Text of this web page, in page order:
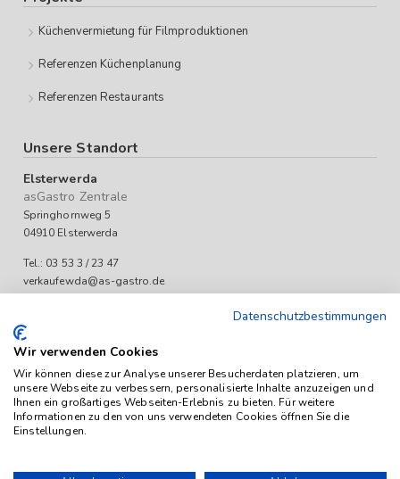
Küchenvermietung für Filmproduktionen
Referenzen Küchenplanung
Referenzen Restaurants
Unsere Standort
Elsterwerda
asGastro Zentrale
Springhornweg 5
04910 Elsterwerda
Tel.: 03 53 3 / 23 47
verkaufewda@as-gastro.de
Mo-Fr 09:00 bis 17:00 Uhr
Das Angebot von as-Gastro richtet sich ausschließlich an
Datenschutzbestimmungen
Wir verwenden Cookies
Wir können diese zur Analyse unserer Besucherdaten platzieren, um
unsere Webseite zu verbessern, personalisierte Inhalte anzuzeigen und
Ihnen ein großartiges Webseiten-Erlebnis zu bieten. Für weitere
Informationen zu den von uns verwendeten Cookies öffnen Sie die
Einstellungen.